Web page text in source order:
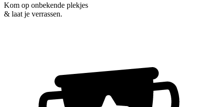
Kom op onbekende plekjes
& laat je verrassen.